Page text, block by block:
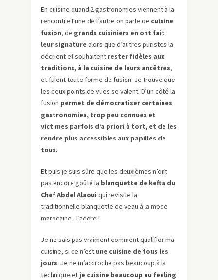
En cuisine quand 2 gastronomies viennent à la
rencontre l’une de l’autre on parle de cuisine
fusion, de grands cuisiniers en ont fait
leur signature alors que d’autres puristes la
décrient et souhaitent rester fidèles aux
traditions, à la cuisine de leurs ancêtres,
et fuient toute forme de fusion. Je trouve que
les deux points de vues se valent. D’un côté la
fusion permet de démocratiser certaines
gastronomies, trop peu connues et
victimes parfois d’a priori à tort, et de les
rendre plus accessibles aux papilles de
tous.
Et puis je suis sûre que les deuxièmes n’ont
pas encore goûté la blanquette de kefta du
Chef Abdel Alaoui qui revisite la
traditionnelle blanquette de veau à la mode
marocaine. J’adore !
Je ne sais pas vraiment comment qualifier ma
cuisine, si ce n’est une cuisine de tous les
jours. Je ne m’accroche pas beaucoup à la
technique et je cuisine beaucoup au feeling